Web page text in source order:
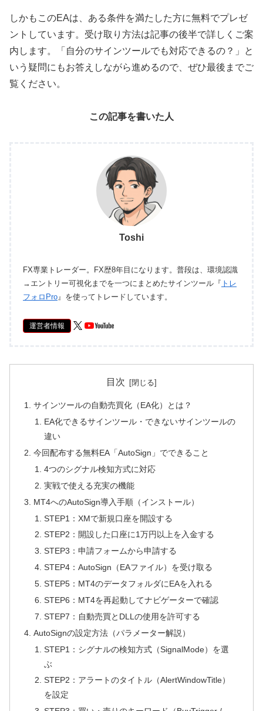
しかもこのEAは、ある条件を満たした方に無料でプレゼ
ントしています。受け取り方法は記事の後半で詳しくご案
内します。「自分のサインツールでも対応できるの？」と
いう疑問にもお答えしながら進めるので、ぜひ最後までご
覧ください。
この記事を書いた人
Toshi
FX専業トレーダー。FX歴8年目になります。普段は、環境認識
→エントリー可視化までを一つにまとめたサインツール『 トレ
フォロPro』を使ってトレードしています。
運営者情報
目次
サインツールの自動売買化（EA化）とは？
EA化できるサインツール・できないサインツールの
違い
今回配布する無料EA「AutoSign」でできること
4つのシグナル検知方式に対応
実戦で使える充実の機能
MT4へのAutoSign導入手順（インストール）
STEP1：XMで新規口座を開設する
STEP2：開設した口座に1万円以上を入金する
STEP3：申請フォームから申請する
STEP4：AutoSign（EAファイル）を受け取る
STEP5：MT4のデータフォルダにEAを入れる
STEP6：MT4を再起動してナビゲーターで確認
STEP7：自動売買とDLLの使用を許可する
AutoSignの設定方法（パラメーター解説）
STEP1：シグナルの検知方式（SignalMode）を選
ぶ
STEP2：アラートのタイトル（AlertWindowTitle）
を設定